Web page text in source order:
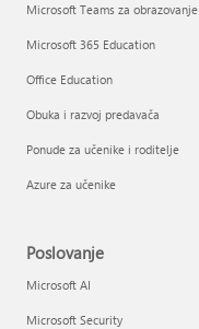
Microsoft Teams za obrazovanje
Microsoft 365 Education
Office Education
Obuka i razvoj predavača
Ponude za učenike i roditelje
Azure za učenike
Poslovanje
Microsoft AI
Microsoft Security